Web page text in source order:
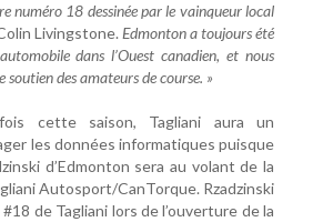
numéro 18 dessinée par le vainqueur local
Livingstone.Edmonton a toujours été
dans l’Ouest canadien, et nous
des amateurs de course. »
cette saison, Tagliani aura un
les données informatiques puisque
d’Edmonton sera au volant de la
Autosport/CanTorque. Rzadzinski
de Tagliani lors de l’ouverture de la